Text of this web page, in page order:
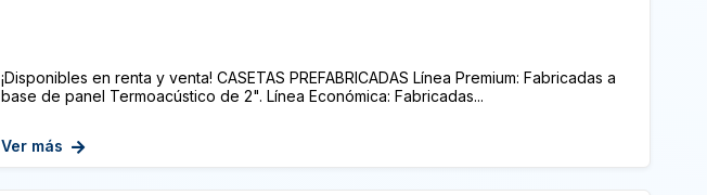
¡Disponibles en renta y venta! CASETAS PREFABRICADAS Línea Premium: Fabricadas a
base de panel Termoacústico de 2". Línea Económica: Fabricadas...
Ver más